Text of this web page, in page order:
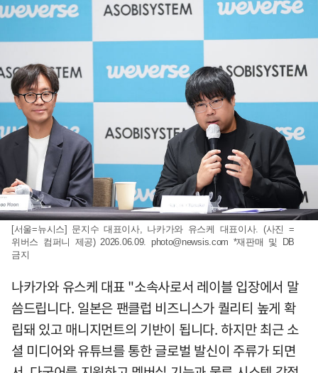
[서울=뉴시스] 문지수 대표이사, 나카가와 유스케 대표이사. (사진 =
위버스 컴퍼니 제공) 2026.06.09. photo@newsis.com *재판매 및 DB
금지
나카가와 유스케 대표 "소속사로서 레이블 입장에서 말
씀드립니다. 일본은 팬클럽 비즈니스가 퀄리티 높게 확
립돼 있고 매니지먼트의 기반이 됩니다. 하지만 최근 소
셜 미디어와 유튜브를 통한 글로벌 발신이 주류가 되면